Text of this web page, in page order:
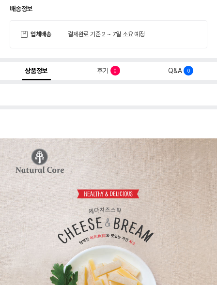
배송정보
업체배송 결제완료 기준 2 ~ 7일 소요 예정
상품정보 후기 0 Q&A 0